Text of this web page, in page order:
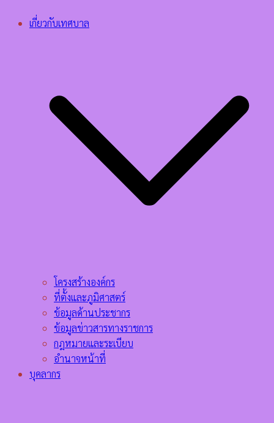
เกี่ยวกับเทศบาล
โครงสร้างองค์กร
ที่ตั้งและภูมิศาสตร์
ข้อมูลด้านประชากร
ข้อมูลข่าวสารทางราชการ
กฎหมายและระเบียบ
อำนาจหน้าที่
บุคลากร